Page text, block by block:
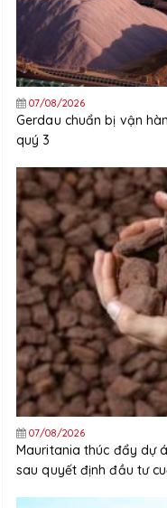
07/08/2026
Gerdau chuẩn bị vận
quý 3
07/08/2026
Mauritania thúc đẩy dự
sau quyết định đầu tư